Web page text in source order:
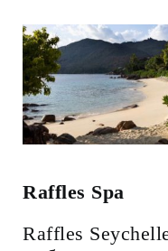
Raffles Spa
Raffles